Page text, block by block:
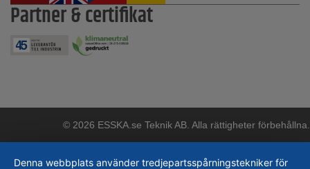
Partner & certifikat
© 2026 ESSKA.se Teknik AB. Alla rättigheter förbehållna.
Denna webbplats använder tredjepartsspårningstekniker för